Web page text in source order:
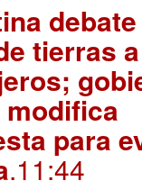
tierras a
modifica
para
.11:44